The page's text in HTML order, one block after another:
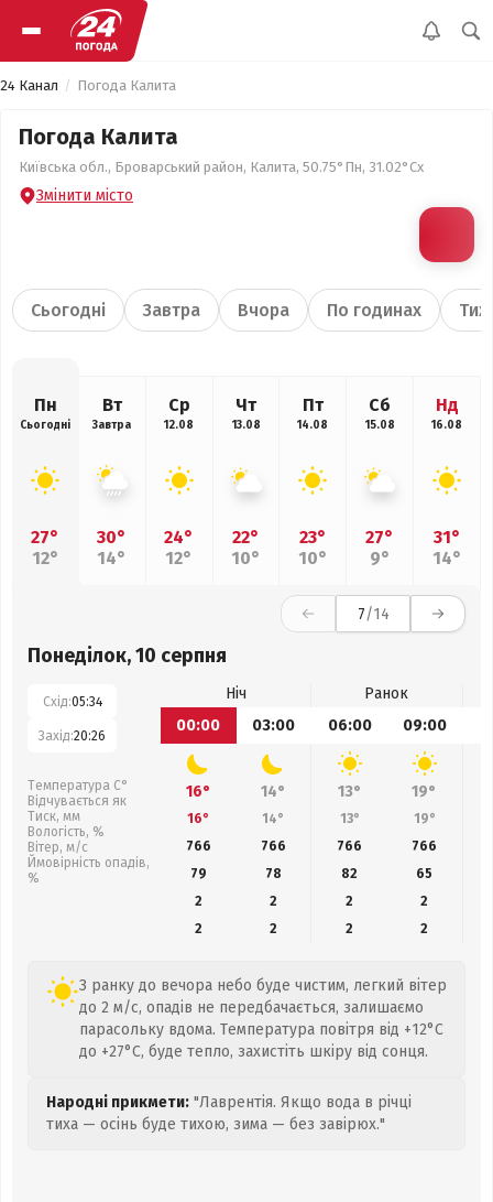
24 Канал Погода Калита
Погода Калита
Київська обл., Броварський район, Калита, 50.75°Пн, 31.02°Сх
Змінити місто
Сьогодні Завтра Вчора По годинах
Пн
Сьогодні
27°
12°
Вт
Завтра
30°
14°
Ср
12.08
24°
12°
Чт
13.08
22°
10°
Пт
14.08
23°
10°
Сб
15.08
27°
9°
Нд
16.08
31°
14°
7/14
Понеділок, 10 серпня
Схід:05:34
Захід:20:26
Температура С°
Відчувається як
Тиск, мм
Вологість, %
Вітер, м/с
Ймовірність опадів,
%
Ніч
Ранок
00:00
03:00 06:00 09:00
16° 14° 13° 19°
16° 14° 13° 19°
766
766 766 766
79
78 82 65
2
2 2
2
2
2 2 2
З ранку до вечора небо буде чистим, легкий вітер
до 2 м/с, опадів не передбачається, залишаємо
парасольку вдома. Температура повітря від +12°C
до +27°C, буде тепло, захистіть шкіру від сонця.
Народні прикмети: "Лаврентія. Якщо вода в річці
тиха — осінь буде тихою, зима — без завірюх."